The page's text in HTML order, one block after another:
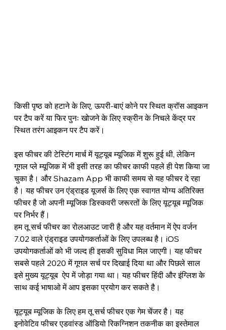
किसी पृष्ठ को हटाने के लिए, ऊपरी-बाएं कोने पर स्थित क्रॉस आइकन
पर टैप करें या फिर पुनः खोजने के लिए स्क्रीन के निचले केंद्र पर
स्थित तरंग आइकन पर टैप करें।
इस फीचर की टेस्टिंग मार्च में यूट्यूब म्यूजिक में शुरू हुई थी, लेकिन
गूगल प्ले म्यूजिक में भी इसी तरह का फीचर काफी पहले ही पेश किया जा
चुका है। और Shazam App भी काफी समय से यह फीचर दे रहा
है। यह फीचर उन एंड्राइड यूजर्स के लिए एक स्वागत योग्य अतिरिक्त
फीचर है जो अपनी म्यूजिक डिस्कवरी जरूरतों के लिए यूट्यूब म्यूजिक
पर निर्भर हैं।
हम तू सर्च फीचर का रोलआउट जारी है और यह वर्तमान में ऐप वर्जन
7.02 वाले एंड्राइड उपयोगकर्ताओं के लिए उपलब्ध है। iOS
उपयोगकर्ताओं को भी जल्द ही इसकी सुविधा मिल जाएगी। यह फीचर
सबसे पहले 2020 में गूगल सर्च पर दिखाई दिया था और पिछले साल
इसे मुख्य यूट्यूब ऐप में जोड़ा गया था। यह फीचर हिंदी और इंग्लिश के
साथ कई भाषाओ में आप इसका प्रयोग कर सकते है।
यूट्यूब म्यूजिक के लिए हम तू सर्च फीचर एक गेम चेंजर है। यह
इनोवेटिव फीचर एडवांस्ड ऑडियो रिकग्निशन तकनीक का इस्तेमाल